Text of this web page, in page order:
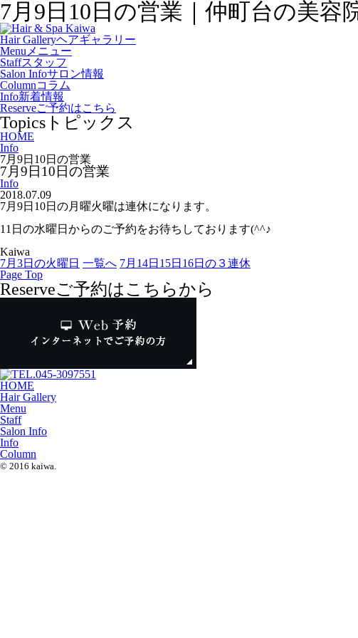
7月9日10日の営業｜仲町台の美容
Hair Galleryヘアギャラリー
Menu メニュー
Staffスタッフ
Salon Infoサロン情報
Columnコラム
Info新着情報
Reserveご予約はこちら
Topics トピックス
HOME
Info
7月9日10日の営業
7月9日10日の営業
Info
2018.07.09
7月9日10日の月曜火曜は連休になります。
11日の水曜日からのご予約をお待ちしております(^^♪
Kaiwa
7月3日の火曜日 一覧へ 7月14日15日16日の３連休
Page Top
Reserveご予約はこちらから
HOME
Hair Gallery
Menu
Staff
Salon Info
Info
Column
© 2016 kaiwa.